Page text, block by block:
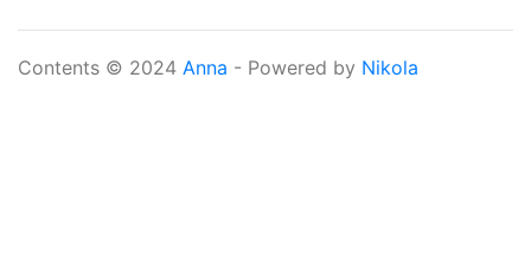
Contents © 2024 Anna - Powered by Nikola